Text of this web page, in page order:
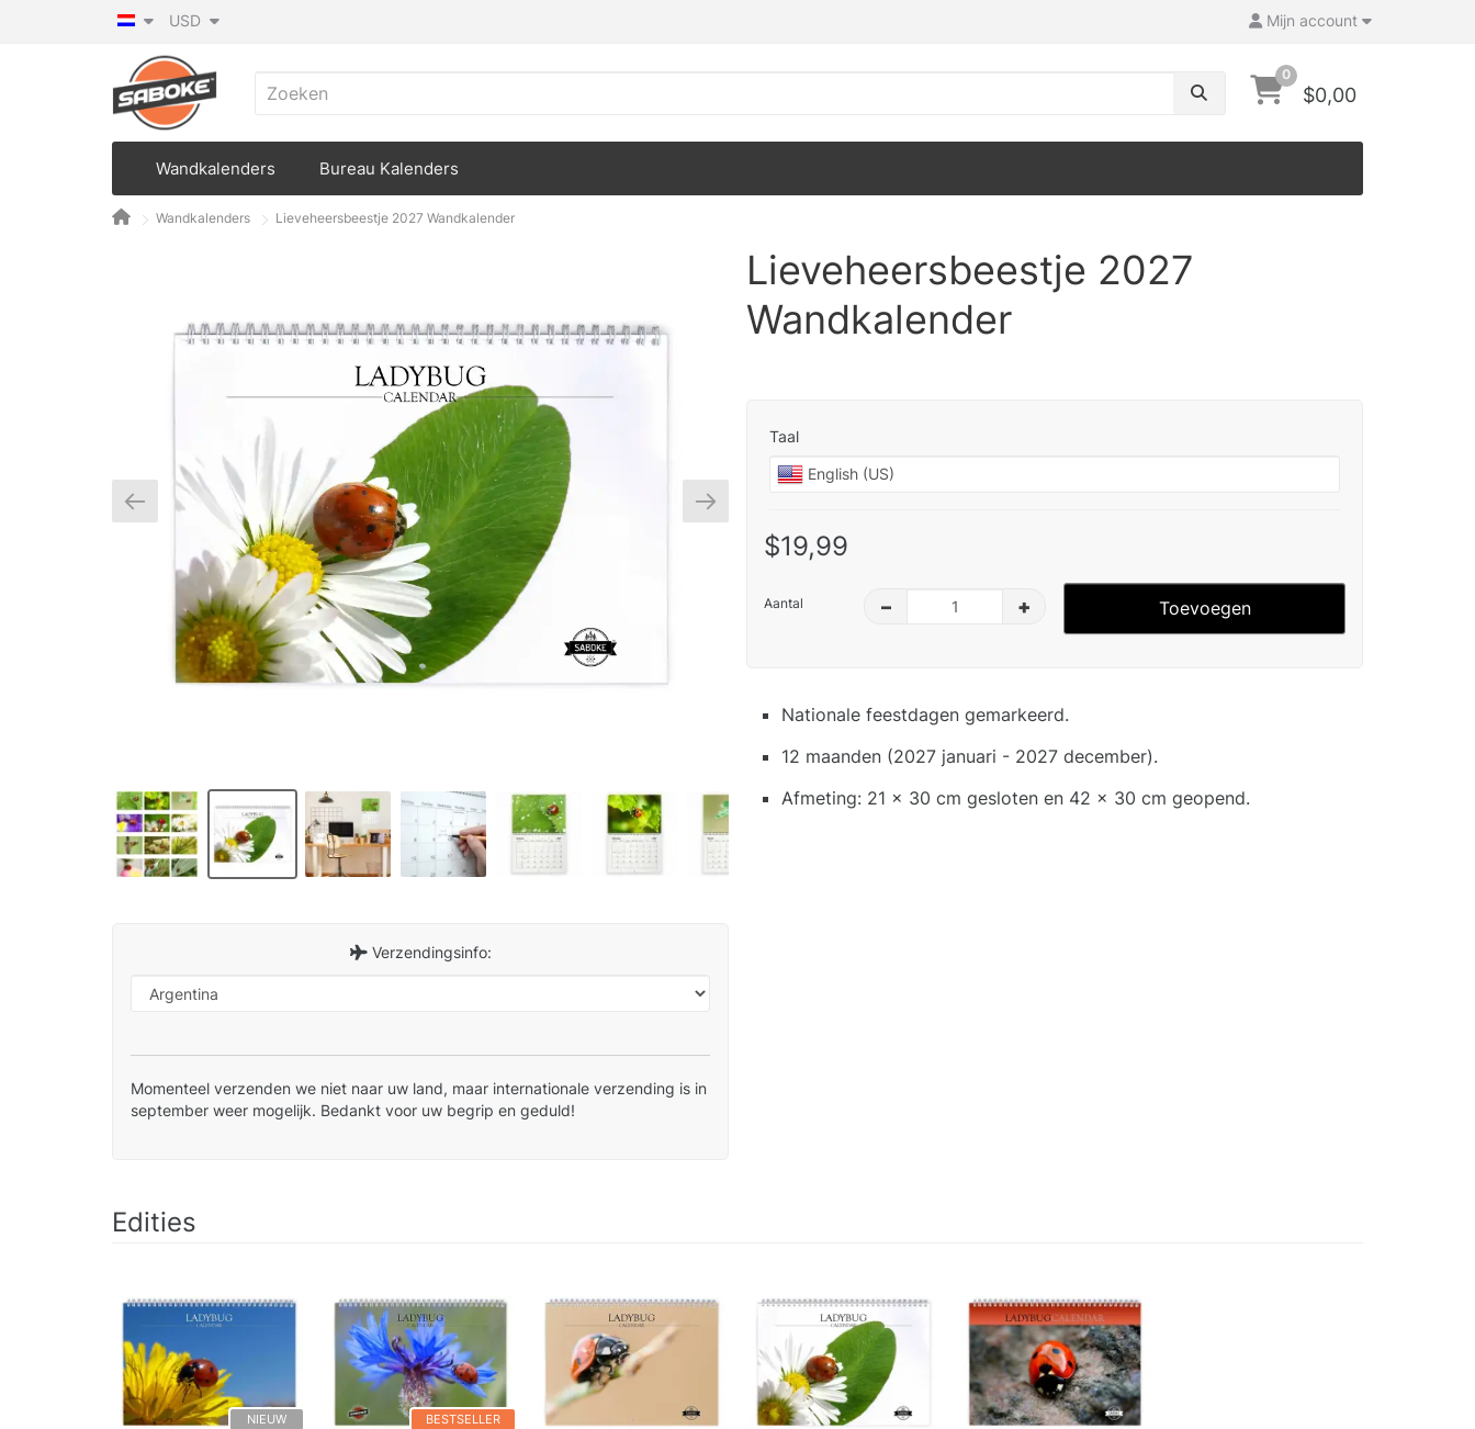
Mijn account
USD
0
$0,00
Wandkalenders Bureau Kalenders
Wandkalenders Lieveheersbeestje 2027 Wandkalender
Verzendingsinfo:
Momenteel verzenden we niet naar uw land, maar internationale verzending is in
september weer mogelijk. Bedankt voor uw begrip en geduld!
Lieveheersbeestje 2027
Wandkalender
Taal
$19,99
Aantal – + Toevoegen
Nationale feestdagen gemarkeerd.
12 maanden (2027 januari - 2027 december).
Afmeting: 21 x 30 cm gesloten en 42 x 30 cm geopend.
Edities
NIEUW BESTSELLER